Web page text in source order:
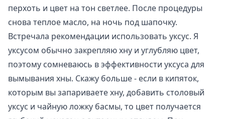
перхоть и цвет на тон светлее. После процедуры
снова теплое масло, на ночь под шапочку.
Встречала рекомендации использовать уксус. Я
уксусом обычно закрепляю хну и углубляю цвет,
поэтому сомневаюсь в эффективности уксуса для
вымывания хны. Скажу больше - если в кипяток,
которым вы запариваете хну, добавить столовый
уксус и чайную ложку басмы, то цвет получается